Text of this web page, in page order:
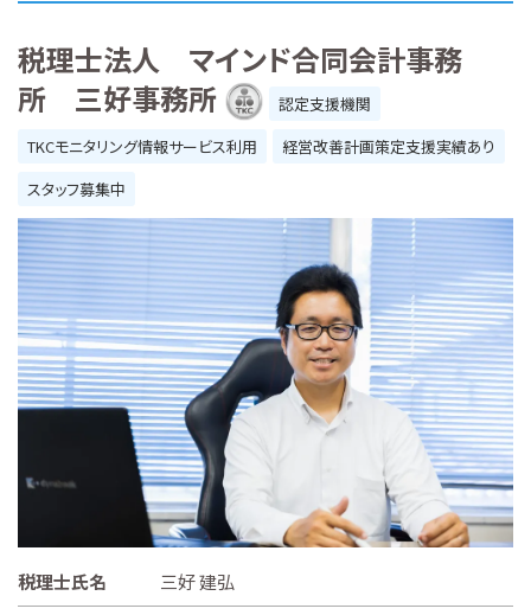
税理士法人 マインド合同会計事務
所 三好事務所
認定支援機関
TKCモニタリング情報サービス利用
経営改善計画策定支援実績あり
スタッフ募集中
税理士氏名
三好 建弘